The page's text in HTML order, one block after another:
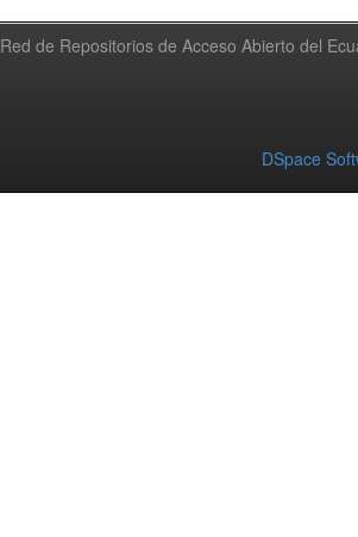
de Repositorios de Acceso Abierto del
DSpace